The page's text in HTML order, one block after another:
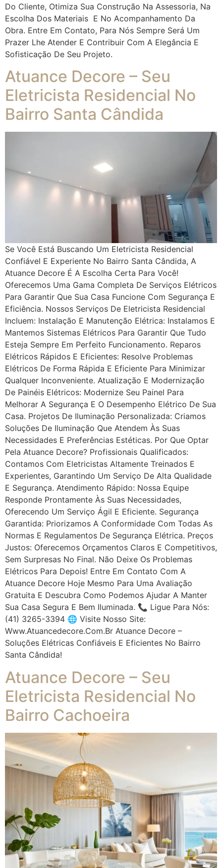
Do Cliente, Otimiza Sua Construção Na Assessoria, Na
Escolha Dos Materiais E No Acompanhamento Da
Obra. Entre Em Contato, Para Nós Sempre Será Um
Prazer Lhe Atender E Contribuir Com A Elegância E
Sofisticação De Seu Projeto.
Atuance Decore – Seu
Eletricista Residencial No
Bairro Santa Cândida
Se Você Está Buscando Um Eletricista Residencial
Confiável E Experiente No Bairro Santa Cândida, A
Atuance Decore É A Escolha Certa Para Você!
Oferecemos Uma Gama Completa De Serviços Elétricos
Para Garantir Que Sua Casa Funcione Com Segurança E
Eficiência. Nossos Serviços De Eletricista Residencial
Incluem: Instalação E Manutenção Elétrica: Instalamos E
Mantemos Sistemas Elétricos Para Garantir Que Tudo
Esteja Sempre Em Perfeito Funcionamento. Reparos
Elétricos Rápidos E Eficientes: Resolve Problemas
Elétricos De Forma Rápida E Eficiente Para Minimizar
Qualquer Inconveniente. Atualização E Modernização
De Painéis Elétricos: Modernize Seu Painel Para
Melhorar A Segurança E O Desempenho Elétrico De Sua
Casa. Projetos De Iluminação Personalizada: Criamos
Soluções De Iluminação Que Atendem Às Suas
Necessidades E Preferências Estéticas. Por Que Optar
Pela Atuance Decore? Profissionais Qualificados:
Contamos Com Eletricistas Altamente Treinados E
Experientes, Garantindo Um Serviço De Alta Qualidade
E Segurança. Atendimento Rápido: Nossa Equipe
Responde Prontamente Às Suas Necessidades,
Oferecendo Um Serviço Ágil E Eficiente. Segurança
Garantida: Priorizamos A Conformidade Com Todas As
Normas E Regulamentos De Segurança Elétrica. Preços
Justos: Oferecemos Orçamentos Claros E Competitivos,
Sem Surpresas No Final. Não Deixe Os Problemas
Elétricos Para Depois! Entre Em Contato Com A
Atuance Decore Hoje Mesmo Para Uma Avaliação
Gratuita E Descubra Como Podemos Ajudar A Manter
Sua Casa Segura E Bem Iluminada. 📞 Ligue Para Nós:
(41) 3265-3394 🌐 Visite Nosso Site:
Www.atuancedecore.com.br Atuance Decore –
Soluções Elétricas Confiáveis E Eficientes No Bairro
Santa Cândida!
Atuance Decore – Seu
Eletricista Residencial No
Bairro Cachoeira